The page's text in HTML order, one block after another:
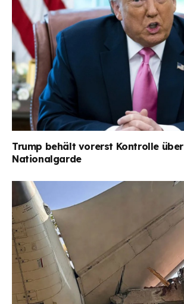
Trump behält vorerst Kontrolle über
Nationalgarde